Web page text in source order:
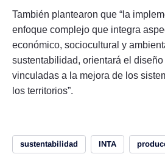
También plantearon que “la
enfoque complejo que integra
económico, sociocultural y
sustentabilidad, orientará el
vinculadas a la mejora de los
los territorios”.
sustentabilidad INTA